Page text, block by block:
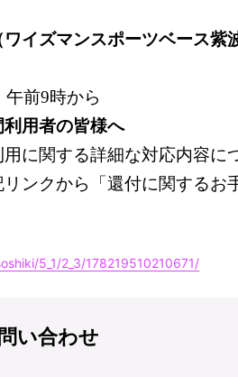
イズマンスポーツベース紫
前9時から
用者の皆様へ
関する詳細な対応内容に
ンクから「還付に関するお
5_1/2_3/178219510210671/
い合わせ